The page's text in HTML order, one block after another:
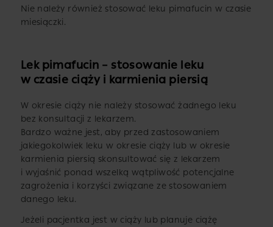
Nie należy również stosować leku pimafucin w czasie
miesiączki.
Lek pimafucin – stosowanie leku
w czasie ciąży i karmienia piersią
W okresie ciąży nie należy stosować żadnego leku
bez konsultacji z lekarzem.
Bardzo ważne jest, aby przed zastosowaniem
jakiegokolwiek leku w okresie ciąży lub w okresie
karmienia piersią skonsultować się z lekarzem
i wyjaśnić ponad wszelką wątpliwość potencjalne
zagrożenia i korzyści związane ze stosowaniem
danego leku.
Jeżeli pacjentka jest w ciąży lub planuje ciążę